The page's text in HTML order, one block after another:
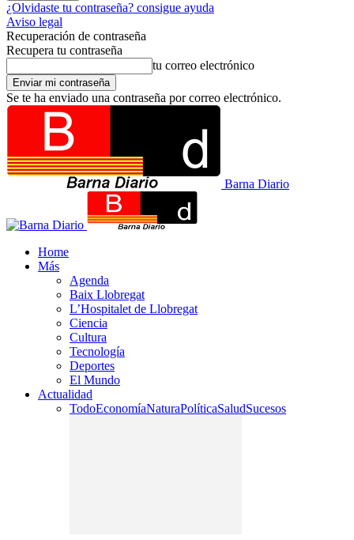
¿Olvidaste tu contraseña? consigue ayuda
Aviso legal
Recuperación de contraseña
Recupera tu contraseña
tu correo electrónico
Se te ha enviado una contraseña por correo electrónico.
Barna Diario
Home
Más
Agenda
Baix Llobregat
L’Hospitalet de Llobregat
Ciencia
Cultura
Tecnología
Deportes
El Mundo
Actualidad
TodoEconomíaNaturaPolíticaSaludSucesos